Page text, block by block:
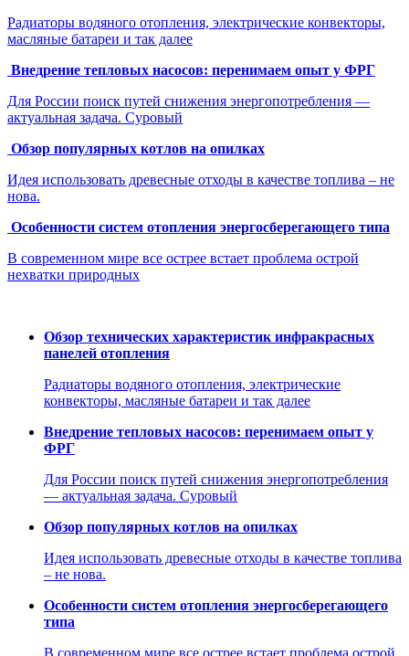
Радиаторы водяного отопления, электрические конвекторы,
масляные батареи и так далее
Внедрение тепловых насосов: перенимаем опыт у ФРГ
Для России поиск путей снижения энергопотребления —
актуальная задача. Суровый
Обзор популярных котлов на опилках
Идея использовать древесные отходы в качестве топлива – не
нова.
Особенности систем отопления энергосберегающего типа
В современном мире все острее встает проблема острой
нехватки природных
Обзор технических характеристик инфракрасных
панелей отопления
Радиаторы водяного отопления, электрические
конвекторы, масляные батареи и так далее
Внедрение тепловых насосов: перенимаем опыт у
ФРГ
Для России поиск путей снижения энергопотребления
— актуальная задача. Суровый
Обзор популярных котлов на опилках
Идея использовать древесные отходы в качестве топлива
– не нова.
Особенности систем отопления энергосберегающего
типа
В современном мире все острее встает проблема острой